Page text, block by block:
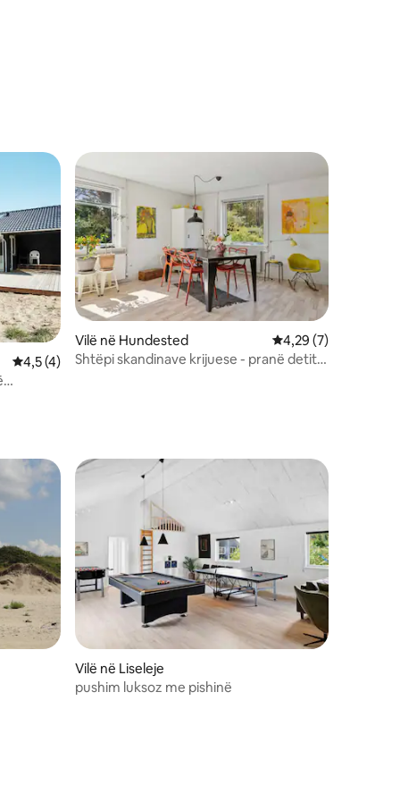
Vlerësimi mesatar 4,5 nga 5, 4 vlerësime
4,5 (4)
Vilë në Hundested Vlerësimi mesatar
4,29 (7)
Shtëpi skandinave krijuese - pranë detit
Vilë në Liseleje
pushim luksoz me pishinë